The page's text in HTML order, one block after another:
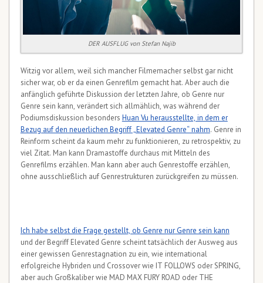
DER AUSFLUG von Stefan Najib
Witzig vor allem, weil sich mancher Filmemacher selbst gar nicht
sicher war, ob er da einen Genrefilm gemacht hat. Aber auch die
anfänglich geführte Diskussion der letzten Jahre, ob Genre nur
Genre sein kann, verändert sich allmählich, was während der
Podiumsdiskussion besonders Huan Vu herausstellte, in dem er
Bezug auf den neuerlichen Begriff „Elevated Genre“ nahm. Genre in
Reinform scheint da kaum mehr zu funktionieren, zu retrospektiv, zu
viel Zitat. Man kann Dramastoffe durchaus mit Mitteln des
Genrefilms erzählen. Man kann aber auch Genrestoffe erzählen,
ohne ausschließlich auf Genrestrukturen zurückgreifen zu müssen.
Ich habe selbst die Frage gestellt, ob Genre nur Genre sein kann
und der Begriff Elevated Genre scheint tatsächlich der Ausweg aus
einer gewissen Genrestagnation zu ein, wie international
erfolgreiche Hybriden und Crossover wie IT FOLLOWS oder SPRING,
aber auch Großkaliber wie MAD MAX FURY ROAD oder THE